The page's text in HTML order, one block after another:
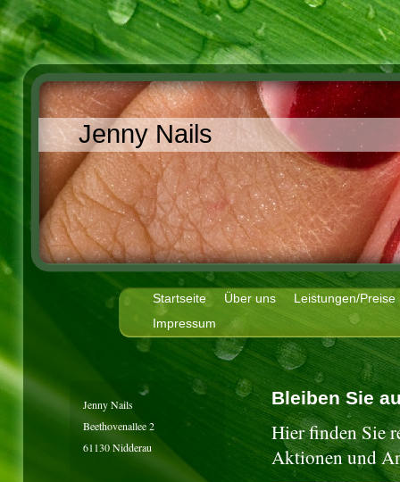
Jenny Nails
Startseite Über uns
Leistungen/Preise
Impressum
Bleiben Sie
Hier finden Sie
Aktionen und
Jenny Nails
Beethovenallee 2
61130 Nidderau